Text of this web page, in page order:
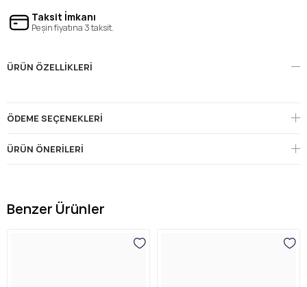
Taksit İmkanı
Peşin fiyatına 3 taksit.
ÜRÜN ÖZELLIKLERI
ÖDEME SEÇENEKLERI
ÜRÜN ÖNERILERI
Benzer Ürünler